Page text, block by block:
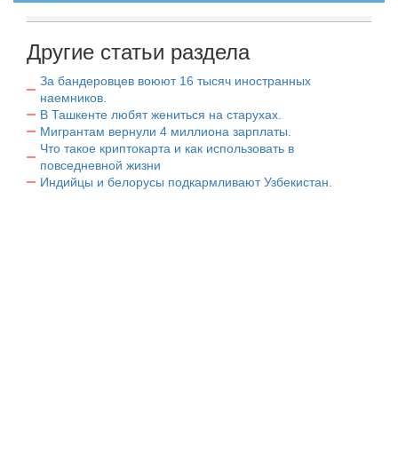
Другие статьи раздела
За бандеровцев воюют 16 тысяч иностранных
наемников.
В Ташкенте любят жениться на старухах.
Мигрантам вернули 4 миллиона зарплаты.
Что такое криптокарта и как использовать в
повседневной жизни
Индийцы и белорусы подкармливают Узбекистан.